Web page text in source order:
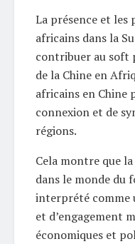
La présence et les
africains dans la
contribuer au soft
de la Chine en
africains en Chine
connexion et de
régions.
Cela montre que
dans le monde du
interprété comme
et d’engagement
économiques et